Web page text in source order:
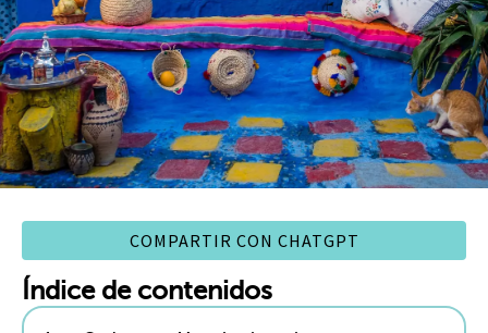
COMPARTIR CON CHATGPT
Índice de contenidos